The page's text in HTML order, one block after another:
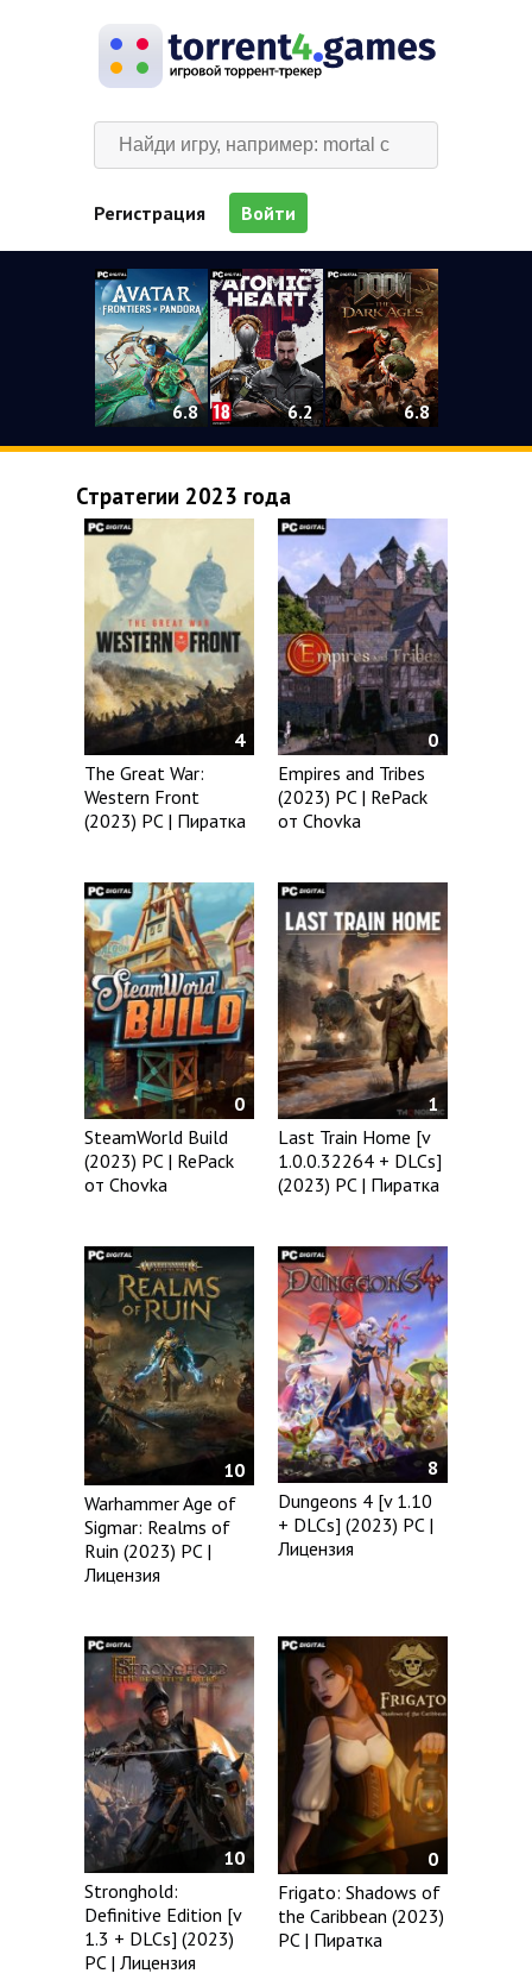
Регистрация Войти
6.8 6.2 6.8
Стратегии 2023 года
4
The Great War:
Western Front
(2023) PC | Пиратка
0
Empires and Tribes
(2023) PC | RePack
от Chovka
0
SteamWorld Build
(2023) PC | RePack
от Chovka
1
Last Train Home [v
1.0.0.32264 + DLCs]
(2023) PC | Пиратка
10
Warhammer Age of
Sigmar: Realms of
Ruin (2023) PC |
Лицензия
8
Dungeons 4 [v 1.10
+ DLCs] (2023) PC |
Лицензия
10
Stronghold:
Definitive Edition [v
1.3 + DLCs] (2023)
PC | Лицензия
0
Frigato: Shadows of
the Caribbean (2023)
PC | Пиратка